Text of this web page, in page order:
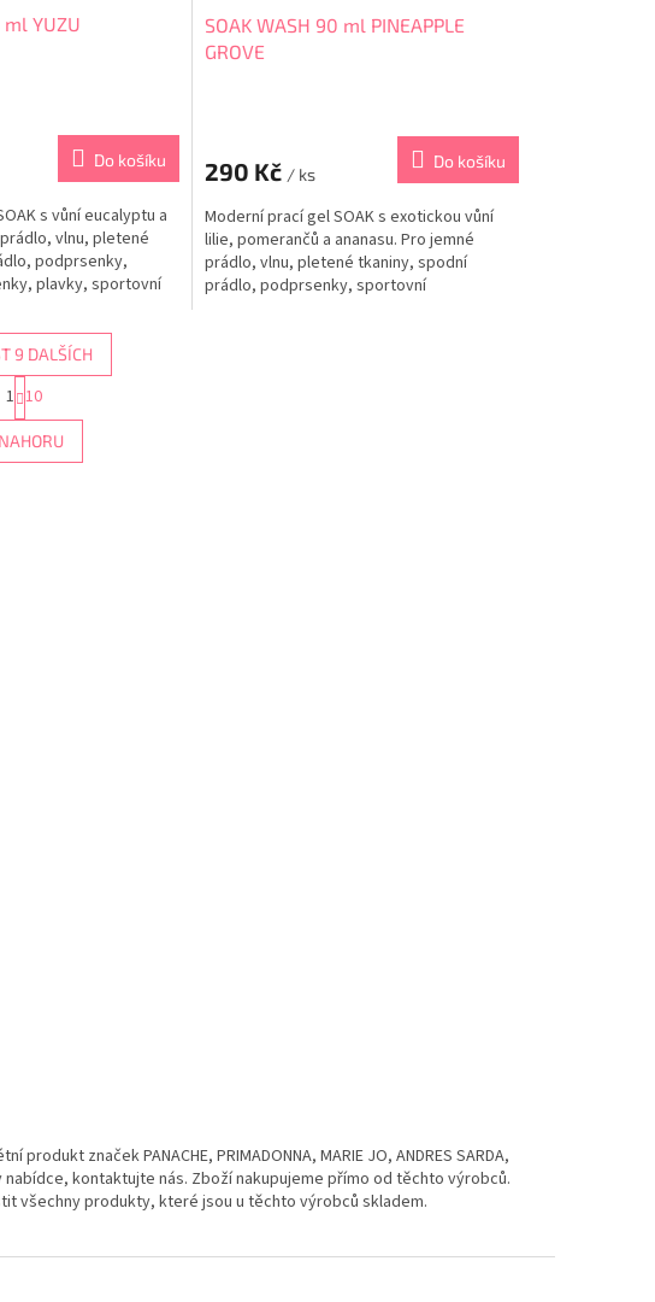
ml YUZU
Do košíku
s vůní eucalyptu a
vlnu, pletené
podprsenky,
plavky, sportovní
Můžete jej použít
a šamponování...
SOAK WASH 90 ml PINEAPPLE
GROVE
290 Kč / ks
Do košíku
Moderní prací gel SOAK s exotickou vůní
lilie, pomerančů a ananasu. Pro jemné
prádlo, vlnu, pletené tkaniny, spodní
prádlo, podprsenky, sportovní
O
v
l
9 DALŠÍCH
S
t
r
á
n
1 10
NAHORU
produkt značek PANACHE, PRIMADONNA, MARIE JO, ANDRES SARDA,
v nabídce, kontaktujte nás. Zboží nakupujeme přímo od těchto výrobců.
všechny produkty, které jsou u těchto výrobců skladem.